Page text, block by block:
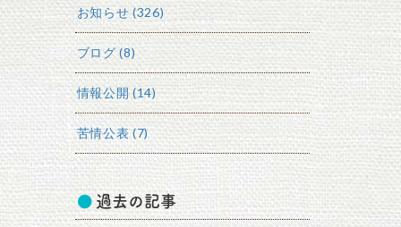
お知らせ (326)
ブログ (8)
情報公開 (14)
苦情公表 (7)
過去の記事